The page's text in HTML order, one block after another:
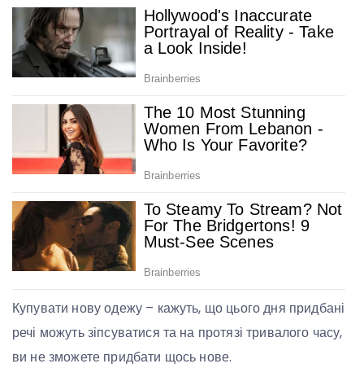
Купувати нову одежу – кажуть, що цього дня придбані
речі можуть зіпсуватися та на протязі тривалого часу,
ви не зможете придбати щось нове.